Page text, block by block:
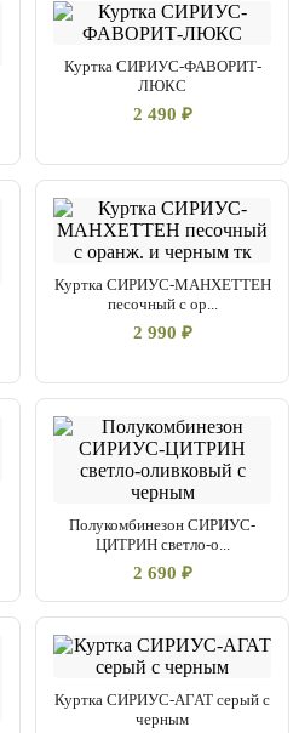
Куртка СИРИУС-ФАВОРИТ-
ЛЮКС
2 490 ₽
Куртка СИРИУС-МАНХЕТТЕН
песочный с ор...
2 990 ₽
Полукомбинезон СИРИУС-
ЦИТРИН светло-о...
2 690 ₽
Куртка СИРИУС-АГАТ серый с
черным